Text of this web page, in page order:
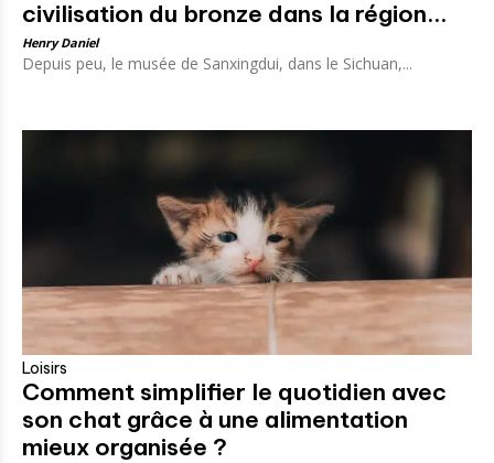
civilisation du bronze dans la région...
Henry Daniel
Depuis peu, le musée de Sanxingdui, dans le Sichuan,...
Loisirs
Comment simplifier le quotidien avec
son chat grâce à une alimentation
mieux organisée ?